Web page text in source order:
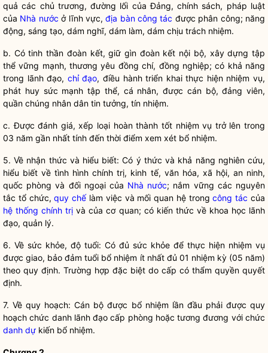
quả các chủ trương, đường lối của Đảng, chính sách, pháp luật
của Nhà nước ở lĩnh vực,địa bàn công tác được phân công; năng
động, sáng tạo, dám nghĩ, dám làm, dám chịu trách nhiệm.
b. Có tinh thần đoàn kết, giữ gìn đoàn kết nội bộ, xây dựng tập
thể vững mạnh, thương yêu đồng chí, đồng nghiệp; có khả năng
trong lãnh đạo, chỉ đạo, điều hành triển khai thực hiện nhiệm vụ,
phát huy sức mạnh tập thể, cá nhân, được cán bộ, đảng viên,
quần chúng nhân dân tin tưởng, tín nhiệm.
c. Được đánh giá, xếp loại hoàn thành tốt nhiệm vụ trở lên trong
03 năm gần nhất tính đến thời điểm xem xét bổ nhiệm.
5. Về nhận thức và hiểu biết: Có ý thức và khả năng nghiên cứu,
hiểu biết về tình hình chính trị, kinh tế, văn hóa, xã hội, an ninh,
quốc phòng và đối ngoại của Nhà nước; nắm vững các nguyên
tắc tổ chức,quy chếlàm việc và mối quan hệ trongcông tác của
hệ thống chính trị và của cơ quan; có kiến thức về khoa học lãnh
đạo, quản lý.
6. Về sức khỏe, độ tuổi: Có đủ sức khỏe để thực hiện nhiệm vụ
được giao, bảo đảm tuổi bổ nhiệm ít nhất đủ 01 nhiệm kỳ (05 năm)
theo quy định. Trường hợp đặc biệt do cấp có thẩm quyền quyết
định.
7. Về quy hoạch:Cán bộ được bổ nhiệm lần đầu phải được quy
hoạch chức danh lãnh đạo cấp phòng hoặc tương đương với chức
danh dự kiến bổ nhiệm.